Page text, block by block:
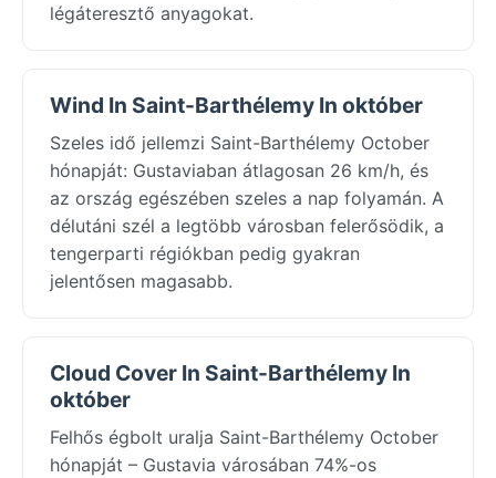
légáteresztő anyagokat.
Wind In Saint-Barthélemy In október
Szeles idő jellemzi Saint-Barthélemy October
hónapját: Gustaviaban átlagosan 26 km/h, és
az ország egészében szeles a nap folyamán. A
délutáni szél a legtöbb városban felerősödik, a
tengerparti régiókban pedig gyakran
jelentősen magasabb.
Cloud Cover In Saint-Barthélemy In
október
Felhős égbolt uralja Saint-Barthélemy October
hónapját – Gustavia városában 74%-os